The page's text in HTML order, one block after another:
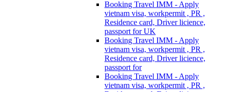
Booking Travel IMM - Apply
vietnam visa, workpermit , PR ,
Residence card, Driver licience,
passport for UK
Booking Travel IMM - Apply
vietnam visa, workpermit , PR ,
Residence card, Driver licience,
passport for
Booking Travel IMM - Apply
vietnam visa, workpermit , PR ,